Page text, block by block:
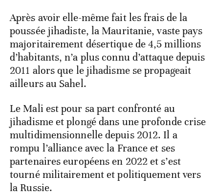
Après avoir elle-même fait les frais de la
poussée jihadiste, la Mauritanie, vaste pays
majoritairement désertique de 4,5 millions
d’habitants, n’a plus connu d’attaque depuis
2011 alors que le jihadisme se propageait
ailleurs au Sahel.
Le Mali est pour sa part confronté au
jihadisme et plongé dans une profonde crise
multidimensionnelle depuis 2012. Il a
rompu l’alliance avec la France et ses
partenaires européens en 2022 et s’est
tourné militairement et politiquement vers
la Russie.